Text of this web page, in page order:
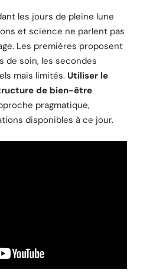
les jours de pleine lune
et science ne parlent pas
Les premières proposent
de soin, les secondes
mais limités. Utiliser le
de bien-être
pragmatique,
disponibles à ce jour.